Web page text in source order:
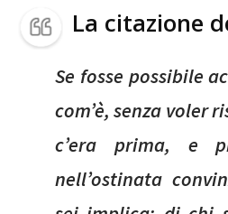
La citazione
Se fosse possibile
com’è, senza voler
c’era prima, e
nell’ostinata